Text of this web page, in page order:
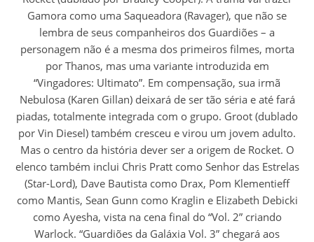
Gamora como uma Saqueadora (Ravager), que não se
lembra de seus companheiros dos Guardiões – a
personagem não é a mesma dos primeiros filmes, morta
por Thanos, mas uma variante introduzida em
“Vingadores: Ultimato”. Em compensação, sua irmã
Nebulosa (Karen Gillan) deixará de ser tão séria e até fará
piadas, totalmente integrada com o grupo. Groot (dublado
por Vin Diesel) também cresceu e virou um jovem adulto.
Mas o centro da história dever ser a origem de Rocket. O
elenco também inclui Chris Pratt como Senhor das Estrelas
(Star-Lord), Dave Bautista como Drax, Pom Klementieff
como Mantis, Sean Gunn como Kraglin e Elizabeth Debicki
como Ayesha, vista na cena final do “Vol. 2” criando
Warlock. “Guardiões da Galáxia Vol. 3” chegará aos